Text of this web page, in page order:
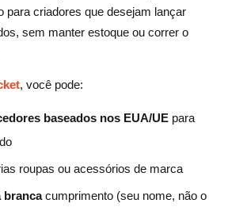
para criadores que desejam lançar
sem manter estoque ou correr o
, você pode:
baseados nos EUA/UE para
roupas ou acessórios de marca
brancacumprimento (seu nome, não o